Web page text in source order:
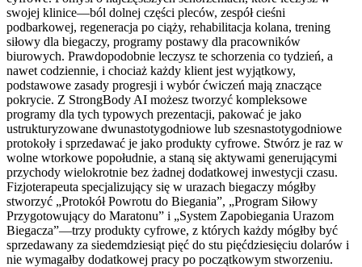
swojej klinice—ból dolnej części pleców, zespół cieśni
podbarkowej, regeneracja po ciąży, rehabilitacja kolana, trening
siłowy dla biegaczy, programy postawy dla pracowników
biurowych. Prawdopodobnie leczysz te schorzenia co tydzień, a
nawet codziennie, i chociaż każdy klient jest wyjątkowy,
podstawowe zasady progresji i wybór ćwiczeń mają znaczące
pokrycie. Z StrongBody AI możesz tworzyć kompleksowe
programy dla tych typowych prezentacji, pakować je jako
ustrukturyzowane dwunastotygodniowe lub szesnastotygodniowe
protokoły i sprzedawać je jako produkty cyfrowe. Stwórz je raz w
wolne wtorkowe popołudnie, a staną się aktywami generującymi
przychody wielokrotnie bez żadnej dodatkowej inwestycji czasu.
Fizjoterapeuta specjalizujący się w urazach biegaczy mógłby
stworzyć „Protokół Powrotu do Biegania”, „Program Siłowy
Przygotowujący do Maratonu” i „System Zapobiegania Urazom
Biegacza”—trzy produkty cyfrowe, z których każdy mógłby być
sprzedawany za siedemdziesiąt pięć do stu pięćdziesięciu dolarów i
nie wymagałby dodatkowej pracy po początkowym stworzeniu.